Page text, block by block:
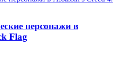
персонажи в
Flag